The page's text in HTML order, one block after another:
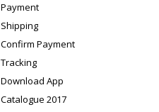
Payment
Shipping
Confirm Payment
Tracking
Download App
Catalogue 2017